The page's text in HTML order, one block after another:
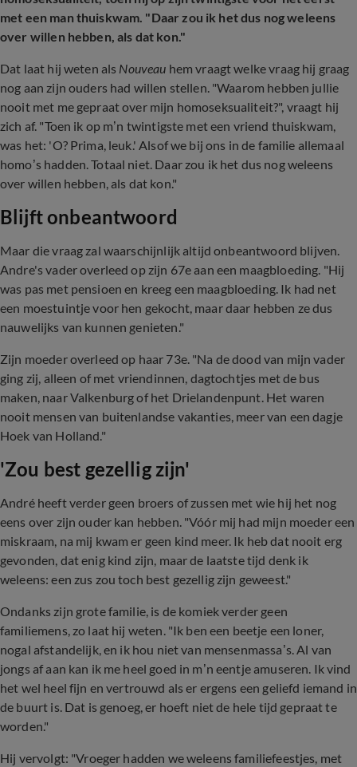
met een man thuiskwam. "Daar zou ik het dus nog weleens
over willen hebben, als dat kon."
Dat laat hij weten als Nouveau hem vraagt welke vraag hij graag
nog aan zijn ouders had willen stellen. "Waarom hebben jullie
nooit met me gepraat over mijn homoseksualiteit?", vraagt hij
zich af. "Toen ik op m’n twintigste met een vriend thuiskwam,
was het: 'O? Prima, leuk.' Alsof we bij ons in de familie allemaal
homo’s hadden. Totaal niet. Daar zou ik het dus nog weleens
over willen hebben, als dat kon."
Blijft onbeantwoord
Maar die vraag zal waarschijnlijk altijd onbeantwoord blijven.
Andre's vader overleed op zijn 67e aan een maagbloeding. "Hij
was pas met pensioen en kreeg een maagbloeding. Ik had net
een moestuintje voor hen gekocht, maar daar hebben ze dus
nauwelijks van kunnen genieten."
Zijn moeder overleed op haar 73e. "Na de dood van mijn vader
ging zij, alleen of met vriendinnen, dagtochtjes met de bus
maken, naar Valkenburg of het Drielandenpunt. Het waren
nooit mensen van buitenlandse vakanties, meer van een dagje
Hoek van Holland."
'Zou best gezellig zijn'
André heeft verder geen broers of zussen met wie hij het nog
eens over zijn ouder kan hebben. "Vóór mij had mijn moeder een
miskraam, na mij kwam er geen kind meer. Ik heb dat nooit erg
gevonden, dat enig kind zijn, maar de laatste tijd denk ik
weleens: een zus zou toch best gezellig zijn geweest."
Ondanks zijn grote familie, is de komiek verder geen
familiemens, zo laat hij weten. "Ik ben een beetje een loner,
nogal afstandelijk, en ik hou niet van mensenmassa’s. Al van
jongs af aan kan ik me heel goed in m’n eentje amuseren. Ik vind
het wel heel fijn en vertrouwd als er ergens een geliefd iemand in
de buurt is. Dat is genoeg, er hoeft niet de hele tijd gepraat te
worden."
Hij vervolgt: "Vroeger hadden we weleens familiefeestjes, met